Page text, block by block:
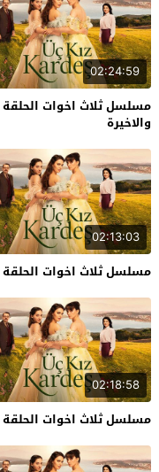
02:24:59
والاخيرة
02:13:03
مسلسل ثلاث اخوات الحلقة 82
02:18:58
مسلسل ثلاث اخوات الحلقة 80